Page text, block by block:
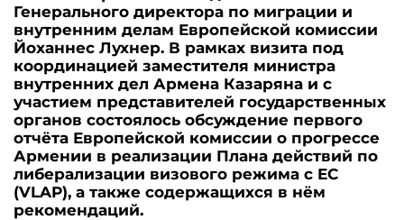
Генерального директора по миграции и
внутренним делам Европейской комиссии
Йоханнес Лухнер. В рамках визита под
координацией заместителя министра
внутренних дел Армена Казаряна и с
участием представителей государственных
органов состоялось обсуждение первого
отчёта Европейской комиссии о прогрессе
Армении в реализации Плана действий по
либерализации визового режима с ЕС
(VLAP), а также содержащихся в нём
рекомендаций.